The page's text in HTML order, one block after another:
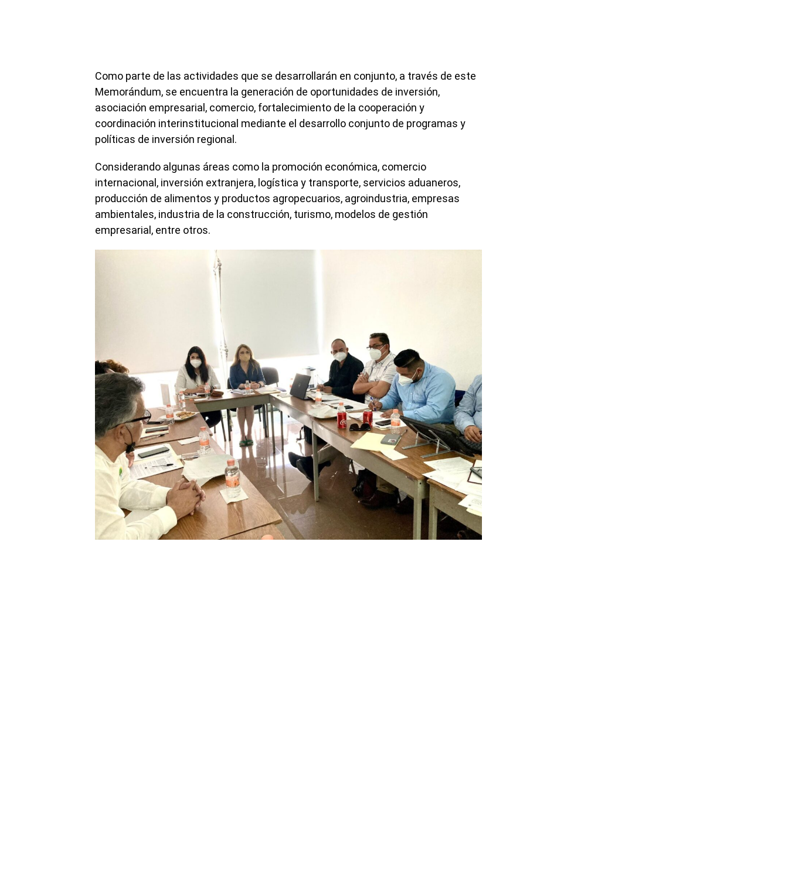
Como parte de las actividades que se desarrollarán en conjunto, a través de este
Memorándum, se encuentra la generación de oportunidades de inversión,
asociación empresarial, comercio, fortalecimiento de la cooperación y
coordinación interinstitucional mediante el desarrollo conjunto de programas y
políticas de inversión regional.
Considerando algunas áreas como la promoción económica, comercio
internacional, inversión extranjera, logística y transporte, servicios aduaneros,
producción de alimentos y productos agropecuarios, agroindustria, empresas
ambientales, industria de la construcción, turismo, modelos de gestión
empresarial, entre otros.